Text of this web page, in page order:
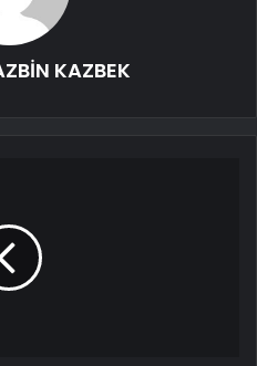
KAZBEK